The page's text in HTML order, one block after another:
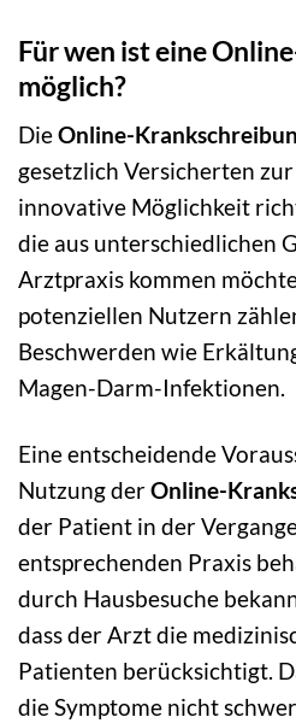
Für wen ist eine
möglich?
DieOnline-
gesetzlich Versicherten
innovative Möglichkeit
die aus unterschiedlichen
Arztpraxis kommen
potenziellen Nutzern
Beschwerden wie
Magen-Darm-Infektionen.
Eine entscheidende
Nutzung derOnline-
der Patient in der
entsprechenden Praxis
durch Hausbesuche
dass der Arzt die
Patienten berücksichtigt.
die Symptome nicht